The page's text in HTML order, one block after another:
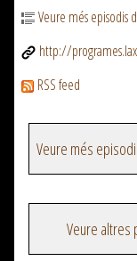
Veure més episodis
http://
RSS feed
Veure altres